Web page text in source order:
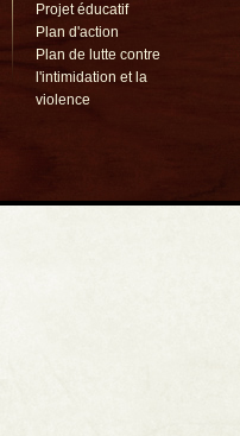
Projet éducatif
Plan d'action
Plan de lutte contre
l'intimidation et la
violence